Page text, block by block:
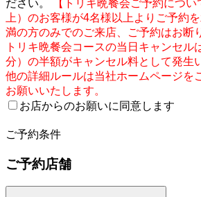
ださい。
【トリキ晩餐会ご予約につ
上）のお客様が4名様以上よりご予約
満の方のみでのご来店、ご予約はお断
トリキ晩餐会コースの当日キャンセル
分）の半額がキャンセル料として発
他の詳細ルールは当社ホームページを
お願いいたします。
お店からのお願いに同意します
ご予約条件
ご予約店舗